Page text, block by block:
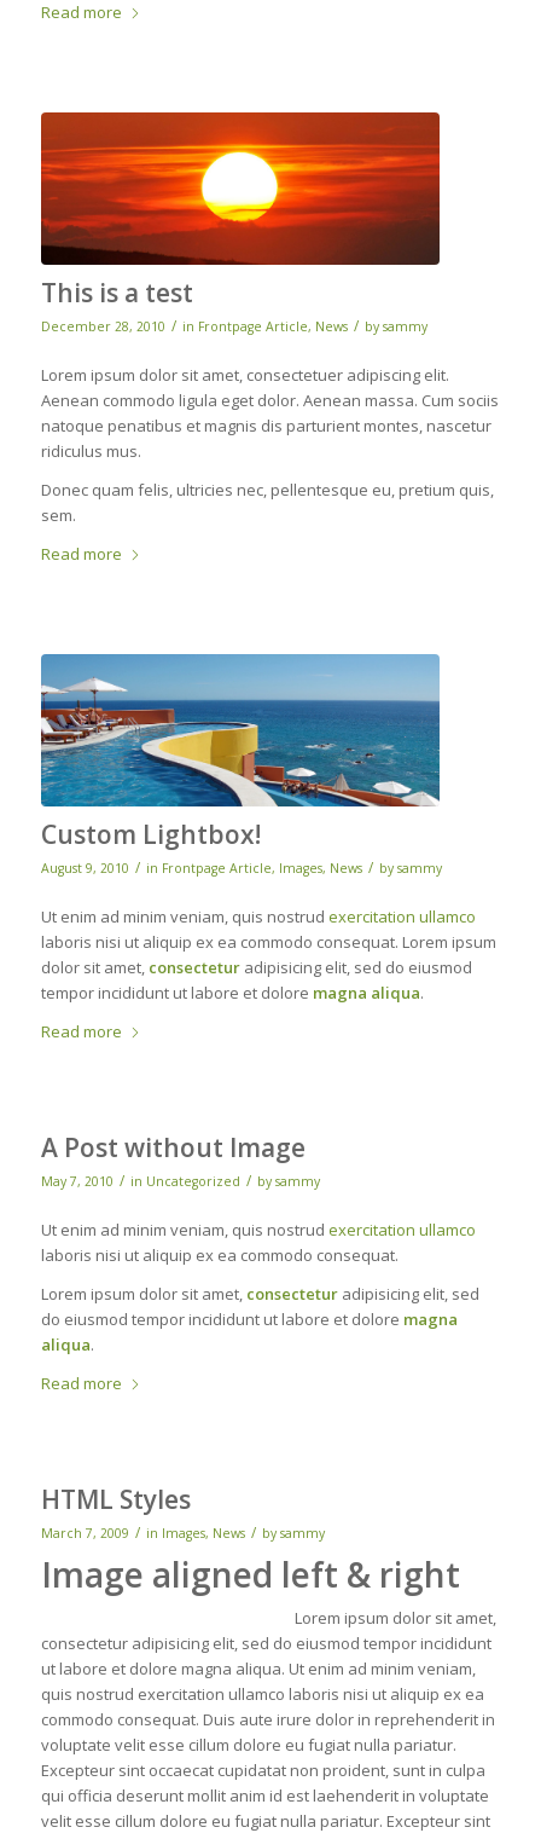
Read more
This is a test
December 28, 2010 / in Frontpage Article, News / by sammy
Lorem ipsum dolor sit amet, consectetuer adipiscing elit.
Aenean commodo ligula eget dolor. Aenean massa. Cum sociis
natoque penatibus et magnis dis parturient montes, nascetur
ridiculus mus.
Donec quam felis, ultricies nec, pellentesque eu, pretium quis,
sem.
Read more
Custom Lightbox!
August 9, 2010 / in Frontpage Article, Images, News / by sammy
Ut enim ad minim veniam, quis nostrud exercitation ullamco
laboris nisi ut aliquip ex ea commodo consequat. Lorem ipsum
dolor sit amet, consecteturadipisicing elit, sed do eiusmod
tempor incididunt ut labore et dolore magna aliqua.
Read more
A Post without Image
May 7, 2010 / in Uncategorized / by sammy
Ut enim ad minim veniam, quis nostrud exercitation ullamco
laboris nisi ut aliquip ex ea commodo consequat.
Lorem ipsum dolor sit amet, consecteturadipisicing elit, sed
do eiusmod tempor incididunt ut labore et dolore magna
aliqua.
Read more
HTML Styles
March 7, 2009 / in Images, News / by sammy
Image aligned left & right
Lorem ipsum dolor sit amet,
consectetur adipisicing elit, sed do eiusmod tempor incididunt
ut labore et dolore magna aliqua. Ut enim ad minim veniam,
quis nostrud exercitation ullamco laboris nisi ut aliquip ex ea
commodo consequat. Duis aute irure dolor in reprehenderit in
voluptate velit esse cillum dolore eu fugiat nulla pariatur.
Excepteur sint occaecat cupidatat non proident, sunt in culpa
qui officia deserunt mollit anim id est laehenderit in voluptate
velit esse cillum dolore eu fugiat nulla pariatur. Excepteur sint